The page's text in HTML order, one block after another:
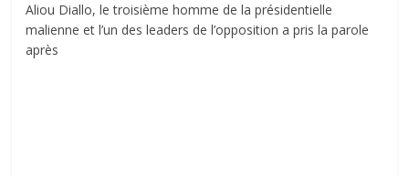
Aliou Diallo, le troisième homme de la présidentielle
malienne et l’un des leaders de l’opposition a pris la parole
après